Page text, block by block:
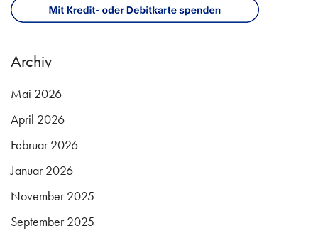
Archiv
Mai 2026
April 2026
Februar 2026
Januar 2026
November 2025
September 2025